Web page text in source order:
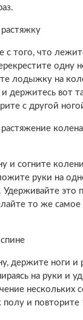
с того, что
одну
лодыжку на
и держитесь вот
с другой
и согните
руки на
Удерживайте это
то же самое
держите ноги и
на руки и
нескольких
полу и повторите